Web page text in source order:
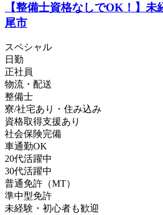
【整備士資格なしでOK！】
尾市
スペシャル
日勤
正社員
物流・配送
整備士
寮/社宅あり・住み込み
資格取得支援あり
社会保険完備
車通勤OK
20代活躍中
30代活躍中
普通免許（MT）
準中型免許
未経験・初心者も歓迎